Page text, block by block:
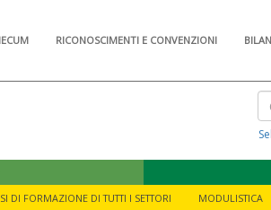
RICONOSCIMENTI E CONVENZIONI
DI FORMAZIONE DI TUTTI I SETTORI MODULISTICA